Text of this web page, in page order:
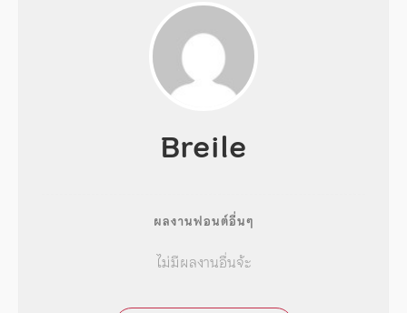
Breile
ผลงานฟอนต์อื่นๆ
ไม่มีผลงานอื่นจ้ะ